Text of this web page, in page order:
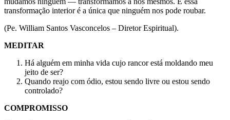
transformação interior é a única que ninguém nos pode roubar.
(Pe. William Santos Vasconcelos – Diretor Espiritual).
MEDITAR
Há alguém em minha vida cujo rancor está moldando meu
jeito de ser?
Quando reajo com ódio, estou sendo livre ou estou sendo
controlado?
COMPROMISSO